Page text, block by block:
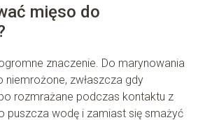
mięso do
znaczenie. Do marynowania
niemrożone, zwłaszcza gdy
rozmrażane podczas kontaktu z
puszcza wodę i zamiast się smażyć